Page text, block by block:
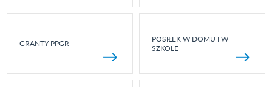
GRANTY PPGR
POSIŁEK W DOMU I W
SZKOLE